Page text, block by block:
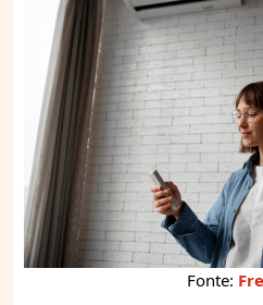
Fonte: